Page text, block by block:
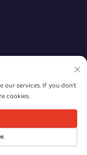
our services. If you don't
cookies.